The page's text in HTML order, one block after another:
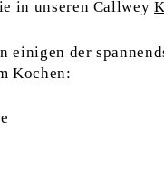
in unseren Callwey
einigen der
Kochen: